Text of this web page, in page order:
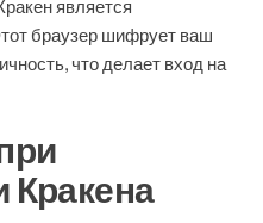
является
браузер шифрует ваш
что делает вход на
Кракена